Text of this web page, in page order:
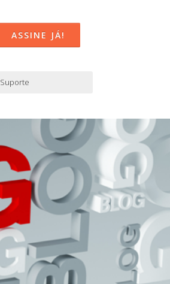
ASSINE JÁ!
Suporte